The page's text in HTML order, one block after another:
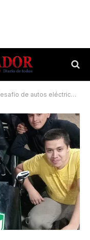
ideados por alumnos en aulas escolares